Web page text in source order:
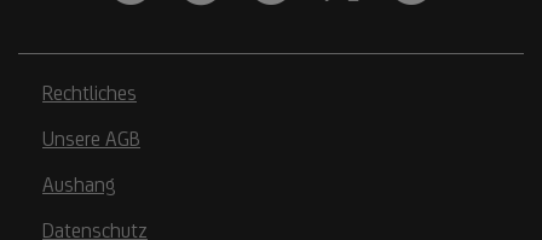
Rechtliches
Unsere AGB
Aushang
Datenschutz